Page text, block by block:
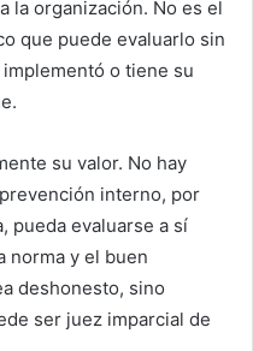
la organización. No es el
que puede evaluarlo sin
o tiene su
su valor. No hay
interno, por
pueda evaluarse a sí
norma y el buen
deshonesto, sino
ser juez imparcial de